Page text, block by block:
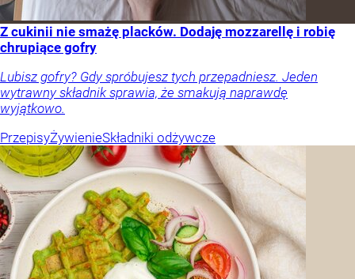
Z cukinii nie smażę placków. Dodaję mozzarellę i robię
chrupiące gofry
Lubisz gofry? Gdy spróbujesz tych przepadniesz. Jeden
wytrawny składnik sprawia, że smakują naprawdę
wyjątkowo.
PrzepisyŻywienieSkładniki odżywcze